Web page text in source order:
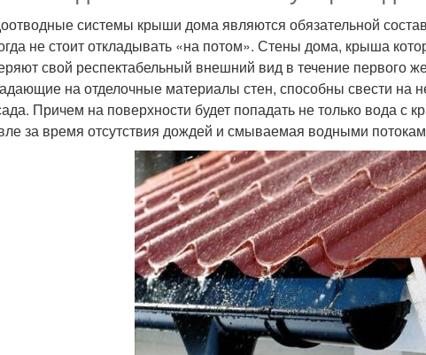
системы крыши дома являются обязательной
не стоит откладывать «на потом». Стены дома, крыша
свой респектабельный внешний вид в течение первого
на отделочные материалы стен, способны свести на
Причем на поверхности будет попадать не только вода с
за время отсутствия дождей и смываемая водными